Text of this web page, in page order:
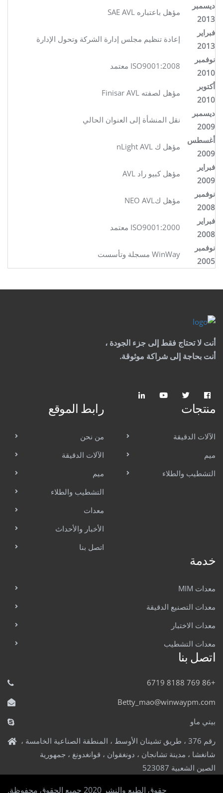
ديسمبر
2013
مؤهل باعتباره SAE AVL
فبراير
2013
إعادة تنظيم مجلس إدارة الشركة وتحول الإدارة
نوفمبر
2010
ISO9001:2008 معتمد
أكتوبر
2010
مؤهل لصفته Finisar AVL
ديسمبر
2009
نقل المنشأة إلى العنوان الحالي
أغسطس
2009
مؤهل ك nLight AVL
فبراير
2009
مؤهل كبيو راد AVL
نوفمبر
2008
مؤهل كNEO AVL
فبراير
2008
ISO9001:2000 معتمد
نوفمبر
2005
WinWay مسجلة وتأسست
أنت لا تحتاج فقط إلى جزء الجودة ،
أنت بحاجة إلى شراكة موثوقة.
رابط الموقع
من نحن
الآلات الدقيقة
ميم
التشطيب والطلاء
معدات
الأخبار والأحداث
اتصل بنا
منتجات
الآلات الدقيقة
ميم
التشطيب والطلاء
خدمة
معدات MIM
معدات التصنيع الدقيقة
معدات الاختبار
معدات التشطيب
اتصل بنا
+86 769 8188 6719
Betty_mao@winwaypm.com
بيتي ماو
رقم 376 ، طريق تشينان الأوسط ، المنطقة الصناعية الخامسة ،
شانغشا ، مدينة تشانجان ، دونغقوان ، قوانغدونغ ، جمهورية
الصين الشعبية 523087
حقوق الطبع والنشر 2020 جميع الحقوق محفوظة.